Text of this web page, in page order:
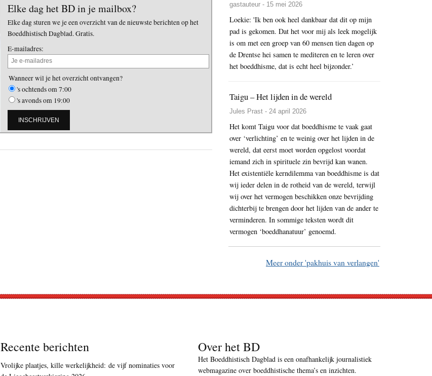
Elke dag het BD in je mailbox?
Elke dag sturen we je een overzicht van de nieuwste berichten op het
Boeddhistisch Dagblad. Gratis.
E-mailadres:
Wanneer wil je het overzicht ontvangen?
's ochtends om 7:00
's avonds om 19:00
gastauteur - 15 mei 2026
Loekie: 'Ik ben ook heel dankbaar dat dit op mijn
pad is gekomen. Dat het voor mij als leek mogelijk
is om met een groep van 60 mensen tien dagen op
de Drentse hei samen te mediteren en te leren over
het boeddhisme, dat is echt heel bijzonder.’
Taigu – Het lijden in de wereld
Jules Prast - 24 april 2026
Het komt Taigu voor dat boeddhisme te vaak gaat
over ‘verlichting’ en te weinig over het lijden in de
wereld, dat eerst moet worden opgelost voordat
iemand zich in spirituele zin bevrijd kan wanen.
Het existentiële kerndilemma van boeddhisme is dat
wij ieder delen in de rotheid van de wereld, terwijl
wij over het vermogen beschikken onze bevrijding
dichterbij te brengen door het lijden van de ander te
verminderen. In sommige teksten wordt dit
vermogen ‘boeddhanatuur’ genoemd.
Meer onder 'pakhuis van verlangen'
Recente berichten
Vrolijke plaatjes, kille werkelijkheid: de vijf nominaties voor
Over het BD
Het Boeddhistisch Dagblad is een onafhankelijk journalistiek
webmagazine over boeddhistische thema’s en inzichten.